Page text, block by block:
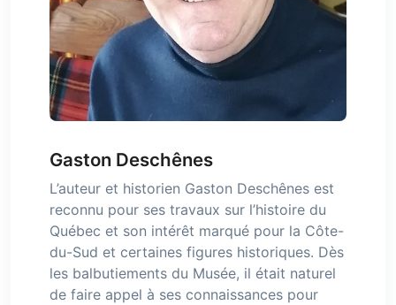
Gaston Deschênes
L’auteur et historien Gaston Deschênes est
reconnu pour ses travaux sur l’histoire du
Québec et son intérêt marqué pour la Côte-
du-Sud et certaines figures historiques. Dès
les balbutiements du Musée, il était naturel
de faire appel à ses connaissances pour